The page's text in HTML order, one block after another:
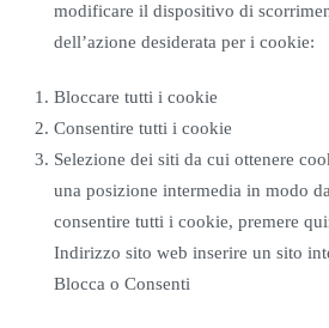
modificare il dispositivo di
dell’azione desiderata per i cookie:
Bloccare tutti i cookie
Consentire tutti i cookie
Selezione dei siti da cui ottenere
una posizione intermedia in modo
consentire tutti i cookie, premere
Indirizzo sito web inserire un sito
Blocca o Consenti